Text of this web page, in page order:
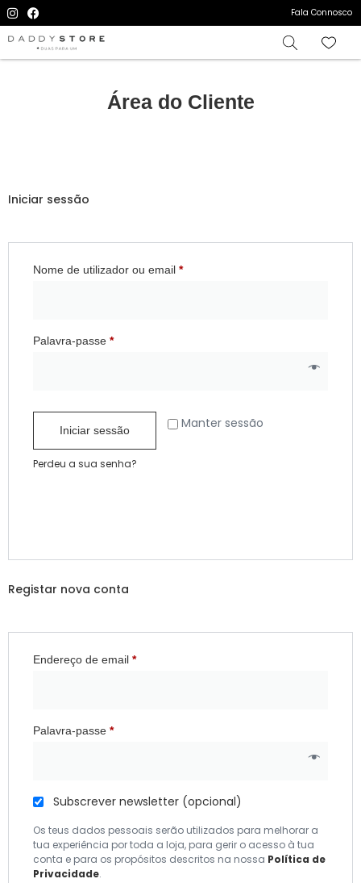
Fala Connosco
Área do Cliente
Iniciar sessão
Nome de utilizador ou email *
Palavra-passe *
Manter sessão
Iniciar sessão
Perdeu a sua senha?
Registar nova conta
Endereço de email *
Palavra-passe *
Subscrever newsletter (opcional)
Os teus dados pessoais serão utilizados para melhorar a
tua experiência por toda a loja, para gerir o acesso à tua
conta e para os propósitos descritos na nossa Política de
Privacidade.